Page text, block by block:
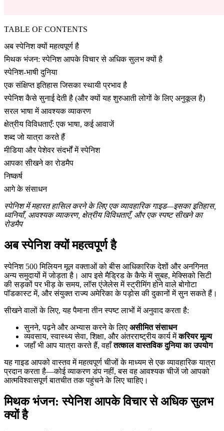
TABLE OF CONTENTS
अब स्पेनिश क्यों महत्वपूर्ण है
मिथक भंजन: स्पेनिश आपके विचार से अधिक सुलभ क्यों है
स्पेनिश-भाषी दुनिया
एक संक्षिप्त इतिहास जिसका स्थायी प्रभाव है
स्पेनिश कैसे सुनाई देती है (और क्यों यह शुरुआती लोगों के लिए अनुकूल है)
सरल भाषा में आवश्यक व्याकरण
क्षेत्रीय विविधताएँ: एक भाषा, कई आवाजें
शब्द जो यात्रा करते हैं
मीडिया और पेशेवर संदर्भों में स्पेनिश
आपका सीखने का रोडमैप
निष्कर्ष
आगे के संसाधन
स्पेनिश में महारत हासिल करने के लिए एक व्यावहारिक गाइड—इसका इतिहास,
ध्वनियाँ, आवश्यक व्याकरण, क्षेत्रीय विविधताएँ, और एक स्पष्ट सीखने का
रोडमैप
अब स्पेनिश क्यों महत्वपूर्ण है
स्पेनिश 500 मिलियन मूल वक्ताओं को बीस आधिकारिक देशों और अनगिनत
अन्य समुदायों में जोड़ता है। आप इसे मैड्रिड के कैफे में सुबह, मेक्सिको सिटी
की सड़कों पर भीड़ के समय, लॉस एंजेलेस में स्ट्रीमिंग होने वाले बोगोटा
पॉडकास्ट में, और संयुक्त राज्य अमेरिका के पड़ोस की दुकानों में सुन सकते हैं।
सीखने वालों के लिए, यह पैमाना तीन स्पष्ट लाभों में अनुवाद करता है:
सुनने, पढ़ने और अभ्यास करने के लिए असीमित संसाधन
व्यवसाय, स्वास्थ्य सेवा, शिक्षा, और अंतरराष्ट्रीय कार्य मेंकरियर मूल्य
जहाँ भी आप यात्रा करते हैं, वहाँतत्काल वास्तविक दुनिया का उपयोग
यह गाइड आपको वास्तव में महत्वपूर्ण चीजों के माध्यम से एक व्यावहारिक यात्रा
प्रदान करता है—कोई व्याकरण डंप नहीं, बस वह आवश्यक चीजें जो आपको
आत्मविश्वासपूर्ण बातचीत तक पहुंचने के लिए चाहिए।
मिथक भंजन: स्पेनिश आपके विचार से अधिक सुलभ
क्यों है